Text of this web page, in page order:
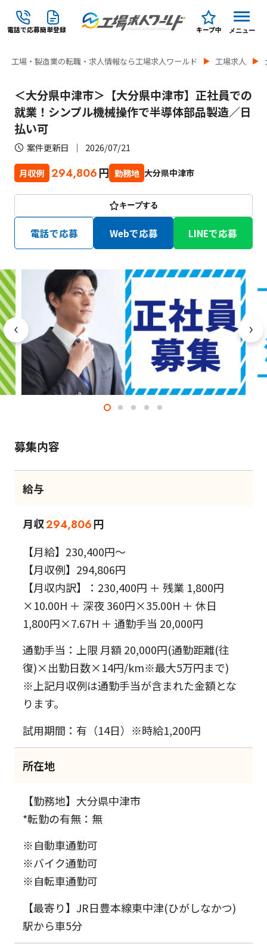
電話で応募簡単登録 キープ中 メニュー
工場・製造業の転職・求人情報なら工場求人ワールド 工場求人
＜大分県中津市＞【大分県中津市】正社員での
就業！シンプル機械操作で半導体部品製造／日
払い可
案件更新日 2026/07/21
月収例 294,806円 勤務地 大分県中津市
キープする
電話で応募 Webで応募 LINEで応募
募集内容
給与
月収294,806円
【月給】230,400円～
【月収例】294,806円
【月収内訳】：230,400円 ＋ 残業 1,800円
×10.00H ＋ 深夜 360円×35.00H ＋ 休日
1,800円×7.67H ＋ 通勤手当 20,000円
通勤手当：上限 月額 20,000円(通勤距離(往
復)×出勤日数×14円/km※最大5万円まで)
※上記月収例は通勤手当が含まれた金額とな
ります。
試用期間：有（14日）※時給1,200円
所在地
【勤務地】大分県中津市
*転勤の有無：無
※自動車通勤可
※バイク通勤可
※自転車通勤可
【最寄り】JR日豊本線東中津(ひがしなかつ)
駅から車5分